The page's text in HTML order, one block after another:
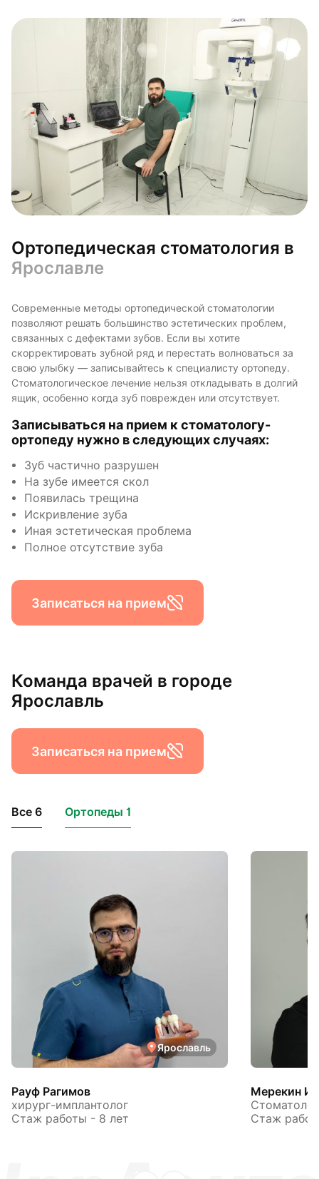
Ортопедическая стоматология в
Ярославле
Современные методы ортопедической стоматологии
позволяют решать большинство эстетических проблем,
связанных с дефектами зубов. Если вы хотите
скорректировать зубной ряд и перестать волноваться за
свою улыбку — записывайтесь к специалисту ортопеду.
Стоматологическое лечение нельзя откладывать в долгий
ящик, особенно когда зуб поврежден или отсутствует.
Записываться на прием к стоматологу-
ортопеду нужно в следующих случаях:
Зуб частично разрушен
На зубе имеется скол
Появилась трещина
Искривление зуба
Иная эстетическая проблема
Полное отсутствие зуба
Записаться на прием
Команда врачей в городе
Ярославль
Записаться на прием
Все 6 Ортопеды 1
Ярославль
Рауф Рагимов
хирург-имплантолог
Стаж работы - 8 лет
Мерекин
Стаж